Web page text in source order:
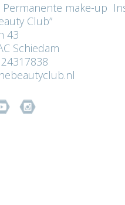
Permanente make-up
Club”
43
Schiedam